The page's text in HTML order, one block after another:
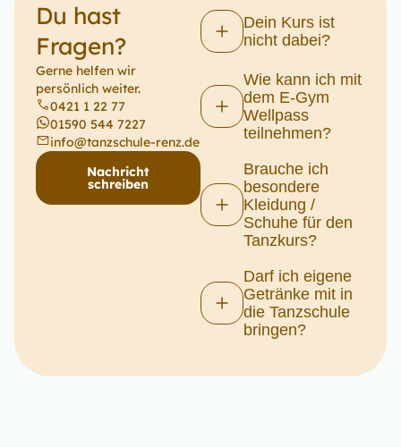
Du hast
Fragen?
Gerne helfen wir
persönlich weiter.
0421 1 22 77
01590 544 7227
info@tanzschule-renz.de
Nachricht
schreiben
Dein Kurs ist
nicht dabei?
Wie kann ich mit
dem E-Gym
Wellpass
teilnehmen?
Brauche ich
besondere
Kleidung /
Schuhe für den
Tanzkurs?
Darf ich eigene
Getränke mit in
die Tanzschule
bringen?